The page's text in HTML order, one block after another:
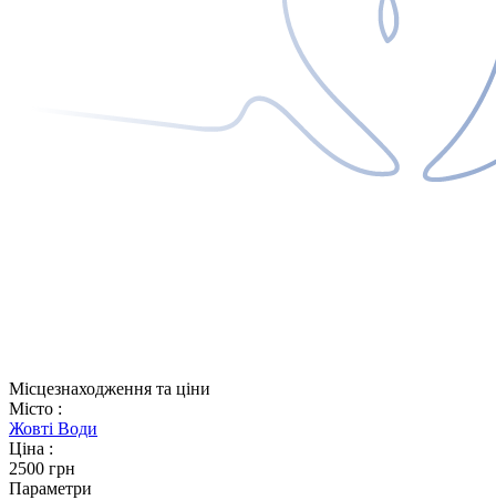
Місцезнаходження та ціни
Місто :
Жовті Води
Ціна :
2500 грн
Параметри